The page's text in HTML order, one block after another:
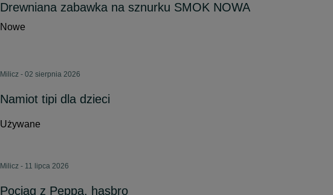
Drewniana zabawka na sznurku SMOK NOWA
Nowe
Milicz - 02 sierpnia 2026
Namiot tipi dla dzieci
Używane
Milicz - 11 lipca 2026
Pociąg z Peppa, hasbro